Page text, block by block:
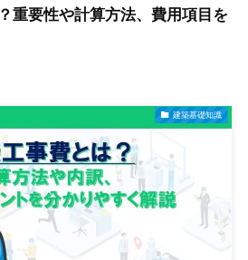
重要性や計算方法、費用項目を
建築基礎知識